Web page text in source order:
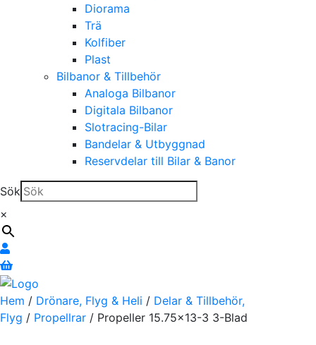
Diorama
Trä
Kolfiber
Plast
Bilbanor & Tillbehör
Analoga Bilbanor
Digitala Bilbanor
Slotracing-Bilar
Bandelar & Utbyggnad
Reservdelar till Bilar & Banor
Sök
×
Hem / Drönare, Flyg & Heli / Delar & Tillbehör,
Flyg / Propellrar / Propeller 15.75×13-3 3-Blad